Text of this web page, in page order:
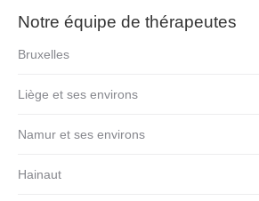
Notre équipe de thérapeutes
Bruxelles
Liège et ses environs
Namur et ses environs
Hainaut